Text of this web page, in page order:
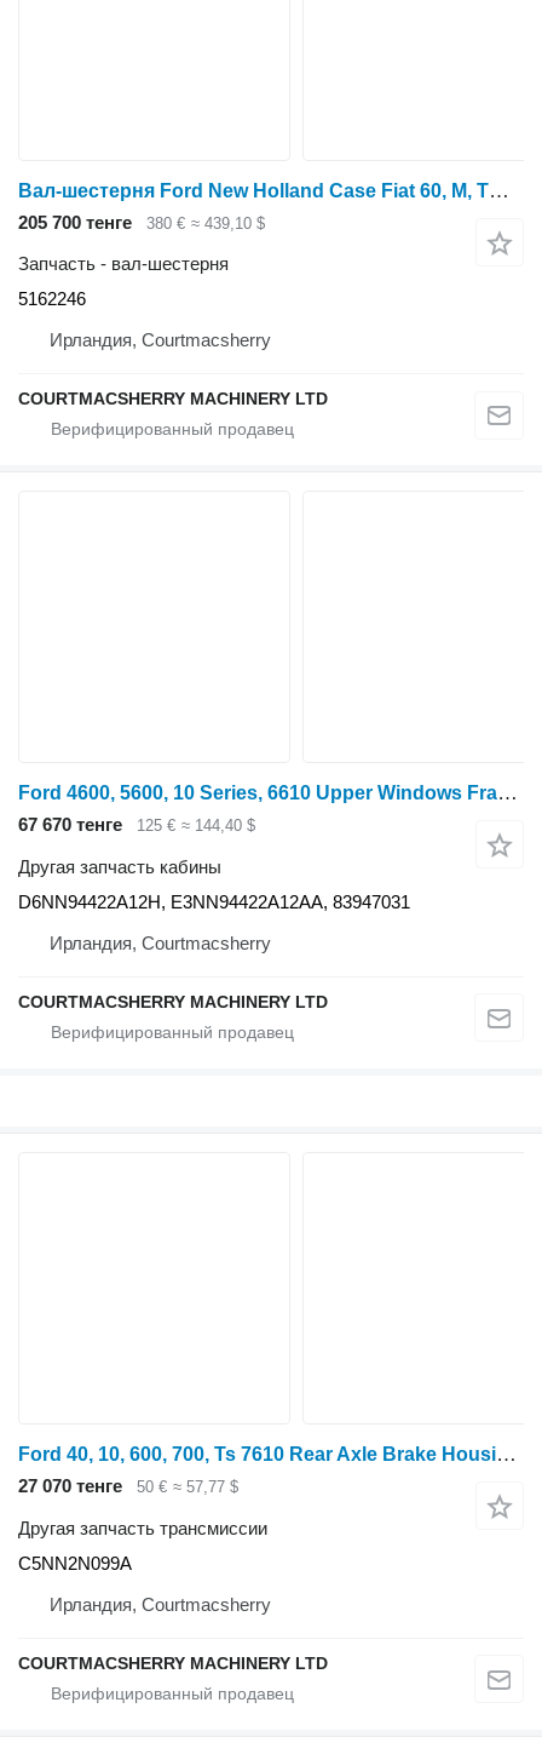
Вал-шестерня Ford New Holland Case Fiat 60, M, Tm, T7, Mxm Series Tm125 Transmissi 5162246 для трактора колесного 8360 Range CommaNd
205 700 тенге 380 € ≈ 439,10 $
Запчасть - вал-шестерня
5162246
Ирландия, Courtmacsherry
COURTMACSHERRY MACHINERY LTD
Ford 4600, 5600, 10 Series, 6610 Upper Windows Frame Q Cab Welded D6n D6NN94422A12H для трактора колесного
67 670 тенге 125 € ≈ 144,40 $
Другая запчасть кабины
D6NN94422A12H, E3NN94422A12AA, 83947031
Ирландия, Courtmacsherry
COURTMACSHERRY MACHINERY LTD
Ford 40, 10, 600, 700, Ts 7610 Rear Axle Brake Housing Rhs C5NN2N099A для трактора колесного
27 070 тенге 50 € ≈ 57,77 $
Другая запчасть трансмиссии
C5NN2N099A
Ирландия, Courtmacsherry
COURTMACSHERRY MACHINERY LTD